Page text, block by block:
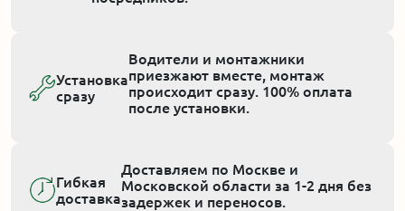
Установка
сразу
Водители и монтажники
приезжают вместе, монтаж
происходит сразу. 100% оплата
после установки.
Гибкая
доставка
Доставляем по Москве и
Московской области за 1-2 дня без
задержек и переносов.